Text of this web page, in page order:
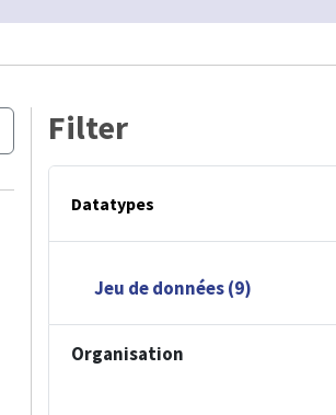
Filter
Datatypes
Jeu de données (9)
Organisation